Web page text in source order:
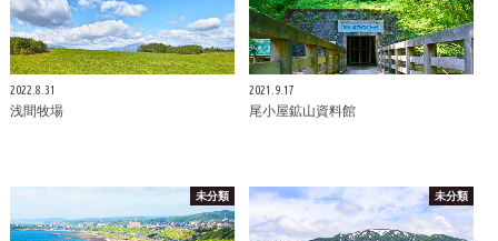
2022.8.31
浅間牧場
2021.9.17
尾小屋鉱山資料館
未分類 未分類